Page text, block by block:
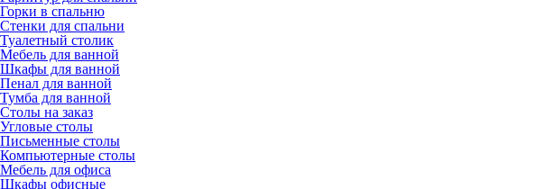
Горки в спальню
Стенки для спальни
Туалетный столик
Мебель для ванной
Шкафы для ванной
Пенал для ванной
Тумба для ванной
Столы на заказ
Угловые столы
Письменные столы
Компьютерные столы
Мебель для офиса
Шкафы офисные